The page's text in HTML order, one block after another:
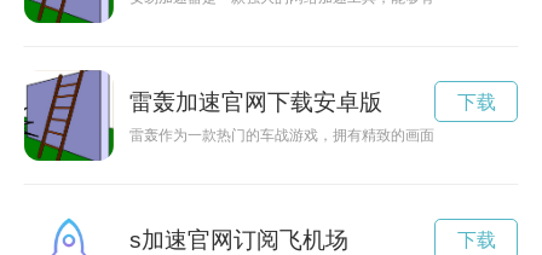
雷轰加速官网下载安卓版
雷轰作为一款热门的车战游戏，拥有精致的画面和刺激的游戏
下载
s加速官网订阅飞机场 下载